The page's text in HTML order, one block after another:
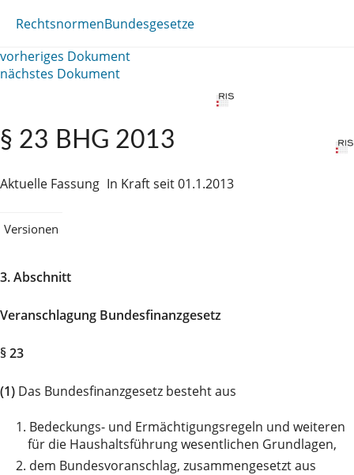
RechtsnormenBundesgesetze
vorheriges Dokument
nächstes Dokument
§ 23 BHG 2013
Aktuelle Fassung In Kraft seit 01.1.2013
Versionen
3. Abschnitt
Veranschlagung Bundesfinanzgesetz
§ 23
(1) Das Bundesfinanzgesetz besteht aus
1. Bedeckungs- und Ermächtigungsregeln und weiteren
für die Haushaltsführung wesentlichen Grundlagen,
2. dem Bundesvoranschlag, zusammengesetzt aus